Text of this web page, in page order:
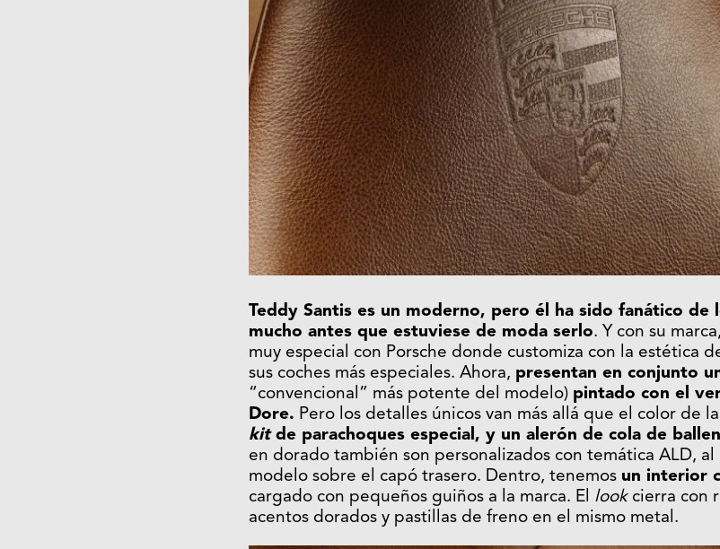
Teddy Santis es un moderno, pero él ha sido fanático de
mucho antes que estuviese de moda serlo. Y con su
muy especial con Porsche donde customiza con la estética
sus coches más especiales. Ahora, presentan en conjunto
“convencional” más potente del modelo) pintado con el
Dore. Pero los detalles únicos van más allá que el color de
kit de parachoques especial, y un alerón de cola de
en dorado también son personalizados con temática ALD,
modelo sobre el capó trasero. Dentro, tenemos un interior
cargado con pequeños guiños a la marca. El lookcierra con
acentos dorados y pastillas de freno en el mismo metal.